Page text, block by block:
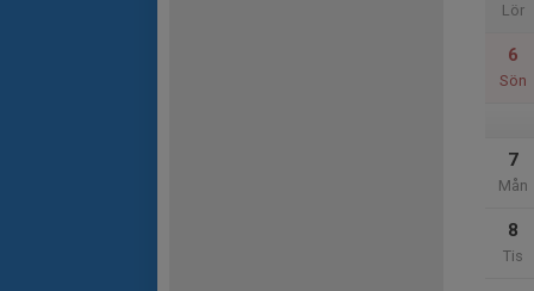
Lör
6
Sön
7
Mån
8
Tis